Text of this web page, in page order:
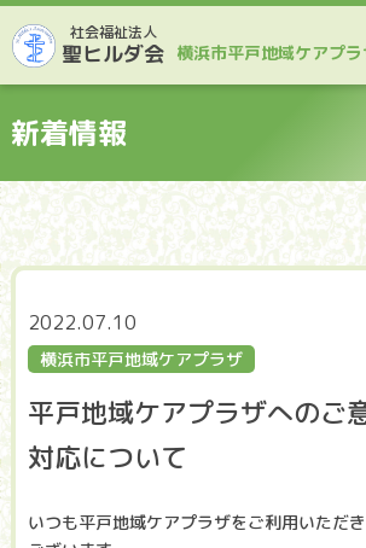
社会福祉法人
聖ヒルダ会 横浜市平戸地域ケアプ
新着情報
2022.07.10
横浜市平戸地域ケアプラザ
平戸地域ケアプラザへのご
対応について
いつも平戸地域ケアプラザをご利用いただ